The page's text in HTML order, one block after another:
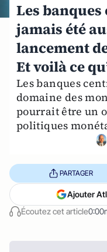
Les
jamais été
lancement
Et voilà ce
Les banques
domaine des
pourrait être un
politiques
Écoutez cet article
PARTAGER
Ajouter